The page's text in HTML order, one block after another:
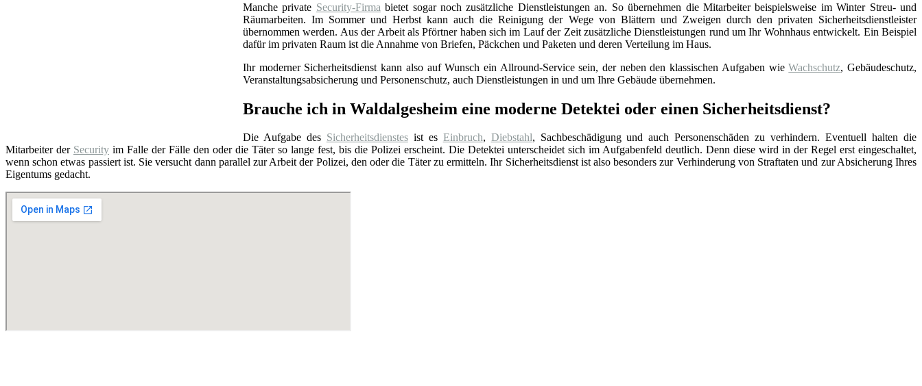
Manche private Security-Firma bietet sogar noch zusätzliche Dienstleistungen an. So übernehmen die Mitarbeiter beispielsweise im Winter Streu- und
Räumarbeiten. Im Sommer und Herbst kann auch die Reinigung der Wege von Blättern und Zweigen durch den privaten Sicherheitsdienstleister
übernommen werden. Aus der Arbeit als Pförtner haben sich im Lauf der Zeit zusätzliche Dienstleistungen rund um Ihr Wohnhaus entwickelt. Ein Beispiel
dafür im privaten Raum ist die Annahme von Briefen, Päckchen und Paketen und deren Verteilung im Haus.
Ihr moderner Sicherheitsdienst kann also auf Wunsch ein Allround-Service sein, der neben den klassischen Aufgaben wieWachschutz, Gebäudeschutz,
Veranstaltungsabsicherung und Personenschutz, auch Dienstleistungen in und um Ihre Gebäude übernehmen.
Brauche ich in Waldalgesheim eine moderne Detektei oder einen Sicherheitsdienst?
Die Aufgabe des Sicherheitsdienstesist es Einbruch, Diebstahl, Sachbeschädigung und auch Personenschäden zu verhindern. Eventuell halten die
Mitarbeiter der Security im Falle der Fälle den oder die Täter so lange fest, bis die Polizei erscheint. Die Detektei unterscheidet sich im Aufgabenfeld deutlich. Denn diese wird in der Regel erst eingeschaltet,
wenn schon etwas passiert ist. Sie versucht dann parallel zur Arbeit der Polizei, den oder die Täter zu ermitteln. Ihr Sicherheitsdienst ist also besonders zur Verhinderung von Straftaten und zur Absicherung Ihres
Eigentums gedacht.